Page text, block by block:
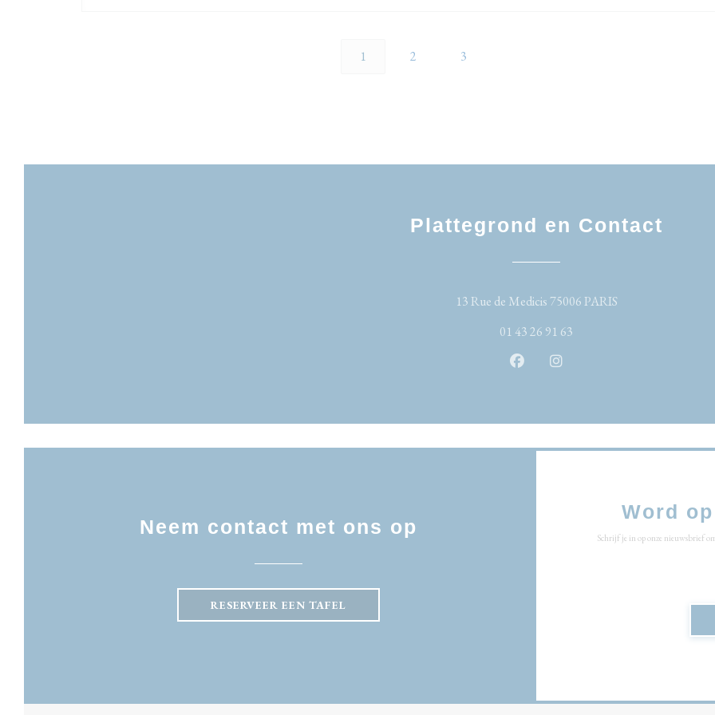
1 2 3
Plattegrond en Contact
13 Rue de Medicis 75006 PARIS((opent in een
01 43 26 91 63
Facebook ((opent in een nieuw
Instagram ((opent in een
Neem contact met ons op
RESERVEER EEN TAFEL
Word
Schrijf je in op onze nieuwsbrief